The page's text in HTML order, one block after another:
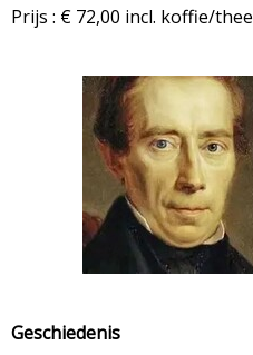
Prijs : € 72,00 incl. koffie/thee
Geschiedenis